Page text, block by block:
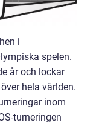
i
spelen.
år och lockar
hela världen.
inom
turneringen